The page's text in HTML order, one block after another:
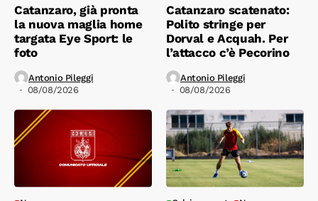
Catanzaro, già pronta
la nuova maglia home
targata Eye Sport: le
foto
Antonio Pileggi
08/08/2026
Catanzaro scatenato:
Polito stringe per
Dorval e Acquah. Per
l’attacco c’è Pecorino
Antonio Pileggi
08/08/2026